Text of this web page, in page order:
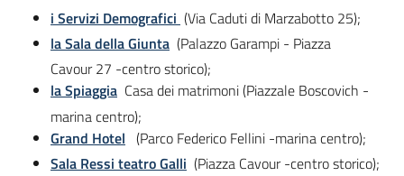
i Servizi Demografici (Via Caduti di Marzabotto 25);
la Sala della Giunta (Palazzo Garampi - Piazza
Cavour 27 -centro storico);
la Spiaggia Casa dei matrimoni (Piazzale Boscovich -
marina centro);
Grand Hotel (Parco Federico Fellini -marina centro);
Sala Ressi teatro Galli (Piazza Cavour -centro storico);